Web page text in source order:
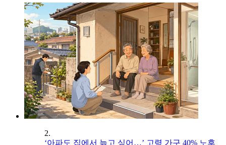
2.
‘아파도 집에서 늙고 싶어…’ 고령 가구 40% 노후